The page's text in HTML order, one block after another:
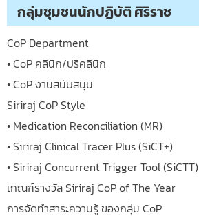
กลุ่มชุมชนนักปฏิบัติ ศิริราช
CoP Department
• CoP คลินิก/ปริคลินิก
• CoP งานสนับสนุน
Siriraj CoP Style
• Medication Reconciliation (MR)
• Siriraj Clinical Tracer Plus (SiCT+)
• Siriraj Concurrent Trigger Tool (SiCTT)
เกณฑ์รางวัล Siriraj CoP of The Year
การจัดทำสาระความรู้ ของกลุ่ม CoP